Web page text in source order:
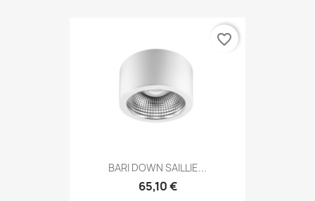
BARI DOWN SAILLIE...
65,10 €
favorite_border